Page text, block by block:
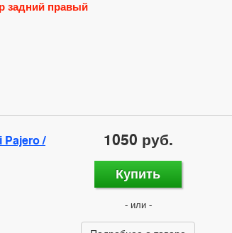
задний правый
Pajero /
1050 руб.
Купить
- или -